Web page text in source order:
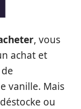
, vous
achat et
vanille. Mais
ou